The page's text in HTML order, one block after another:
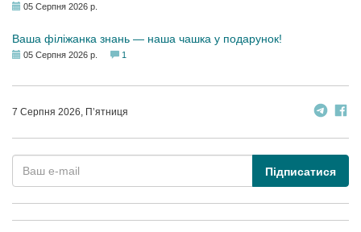
05 Серпня 2026 р.
Ваша філіжанка знань — наша чашка у подарунок!
05 Серпня 2026 р. 1
7 Серпня 2026, П’ятниця
Підписатися